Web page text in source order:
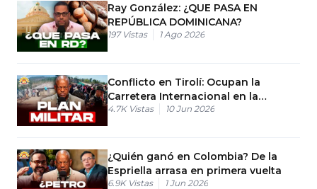
Ray González: ¿QUE PASA EN
REPÚBLICA DOMINICANA?
197 Vistas 1 Ago 2026
Conflicto en Tirolí: Ocupan la
Carretera Internacional en la
frontera
4.7K Vistas 10 Jun 2026
¿Quién ganó en Colombia? De la
Espriella arrasa en primera vuelta
6.9K Vistas 1 Jun 2026